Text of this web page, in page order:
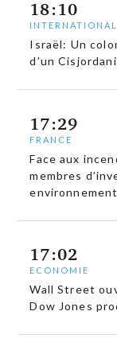
18:10
INTERNATIONAL
Israël: Un
d’un
17:29
FRANCE
Face aux
membres
17:02
ECONOMIE
Wall Street
Dow Jones